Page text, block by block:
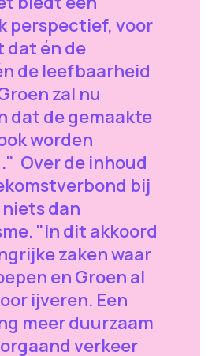
perspectief, voor
dat én de
de leefbaarheid
zal nu
dat de gemaakte
worden
Over de inhoud
bij
niets dan
"In dit akkoord
zaken waar
en Groen al
ijveren. Een
meer duurzaam
verkeer